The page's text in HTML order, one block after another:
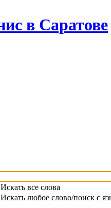
Искать все слова
Искать любое слово/поиск с